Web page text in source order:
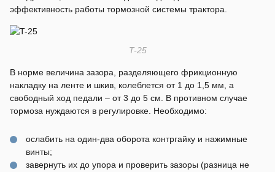
эффективность работы тормозной системы трактора.
T-25
В норме величина зазора, разделяющего фрикционную
накладку на ленте и шкив, колеблется от 1 до 1,5 мм, а
свободный ход педали – от 3 до 5 см. В противном случае
тормоза нуждаются в регулировке. Необходимо:
ослабить на один-два оборота контргайку и нажимные
винты;
завернуть их до упора и проверить зазоры (разница не